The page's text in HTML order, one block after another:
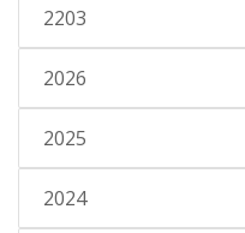
2203
2026
2025
2024